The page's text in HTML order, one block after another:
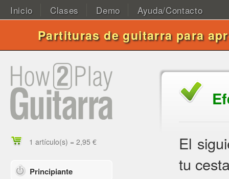
Inicio Clases Demo Ayuda/Contacto
Partituras de guitarra para
1 artículo(s) = 2,95 €
Principiante
El
tu